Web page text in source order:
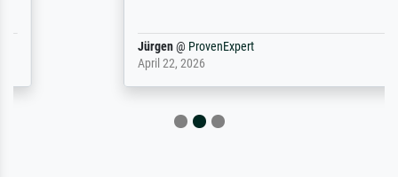
ProvenExpert
April 22, 2026